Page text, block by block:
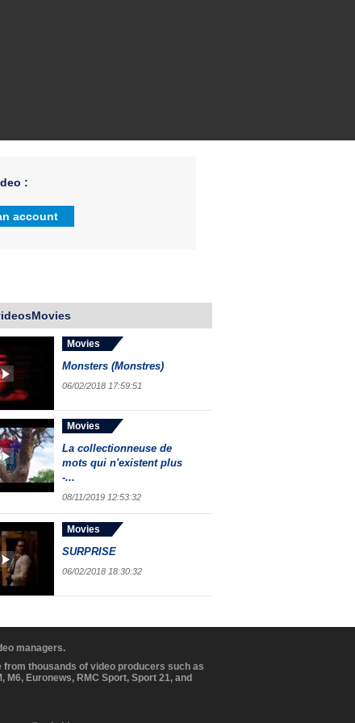
:
account
Movies
Monsters (Monstres)
06/02/2018 17:59:51
Movies
La collectionneuse de
mots qui n'existent plus
-...
08/11/2019 12:53:32
Movies
SURPRISE
06/02/2018 18:30:32
managers.
thousands of video producers such as
M6, Euronews, RMC Sport, Sport 21, and